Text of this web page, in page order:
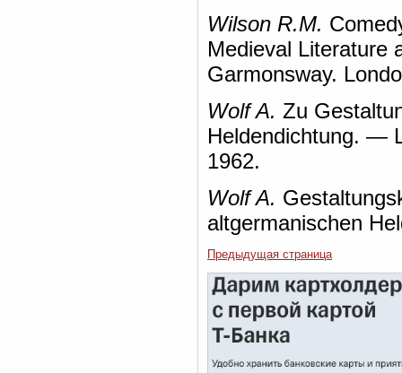
Wilson R.M.
Medieval Literature
Garmonsway.
Wolf A. Zu
Heldendichtung. —
1962.
Wolf A.
altgermanischen
Предыдущая страница